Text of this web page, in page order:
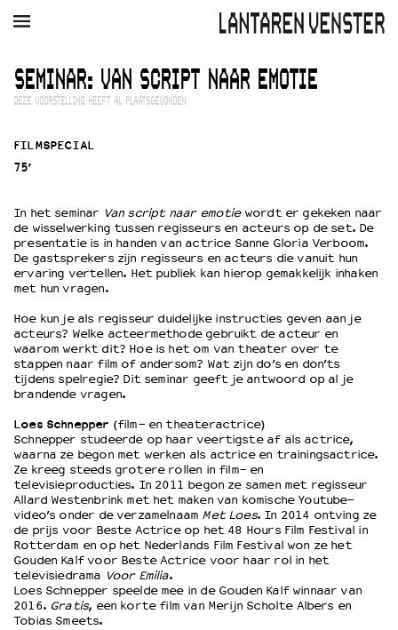
AGENDA FILM MUZIEK RESTAURANT VERHUUR
Winkelmandje
Zoek
Kaartverkoop
EDUCATIE
Schoolvoorstellingen
Filmprogramma’s Primair Onderwijs
Filmprogramma’s VO/MBO
Speciale educatieprogramma’s
OVER LANTARENVENSTER
Wat we doen
Werken bij
Wie is wie
Word vriend
Historie
Partners
Huisregels
Privacyverklaring
SEMINAR: VAN SCRIPT NAAR EMOTIE
DEZE VOORSTELLING HEEFT AL PLAATSGEVONDEN
FILMSPECIAL
75’
In het seminar Van script naar emotiewordt er gekeken naar
de wisselwerking tussen regisseurs en acteurs op de set. De
presentatie is in handen van actrice Sanne Gloria Verboom.
De gastsprekers zijn regisseurs en acteurs die vanuit hun
ervaring vertellen. Het publiek kan hierop gemakkelijk inhaken
met hun vragen.
Hoe kun je als regisseur duidelijke instructies geven aan je
acteurs? Welke acteermethode gebruikt de acteur en
waarom werkt dit? Hoe is het om van theater over te
stappen naar film of andersom? Wat zijn do’s en don’ts
tijdens spelregie? Dit seminar geeft je antwoord op al je
brandende vragen.
Loes Schnepper (film- en theateractrice)
Schnepper studeerde op haar veertigste af als actrice,
waarna ze begon met werken als actrice en trainingsactrice.
Ze kreeg steeds grotere rollen in film- en
televisieproducties. In 2011 begon ze samen met regisseur
Allard Westenbrink met het maken van komische Youtube-
video’s onder de verzamelnaam Met Loes. In 2014 ontving ze
de prijs voor Beste Actrice op het 48 Hours Film Festival in
Rotterdam en op het Nederlands Film Festival won ze het
Gouden Kalf voor Beste Actrice voor haar rol in het
televisiedrama Voor Emilia.
Loes Schnepper speelde mee in de Gouden Kalf winnaar van
2016. Gratis, een korte film van Merijn Scholte Albers en
Tobias Smeets.